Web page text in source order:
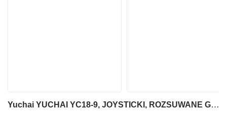
Yuchai YUCHAI YC18-9, JOYSTICKI, ROZSUWANE GĄSIENICE, silnik DIESEL YAN